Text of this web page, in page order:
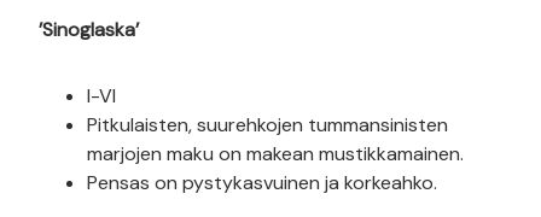
’Sinoglaska’
I-VI
Pitkulaisten, suurehkojen tummansinisten
marjojen maku on makean mustikkamainen.
Pensas on pystykasvuinen ja korkeahko.